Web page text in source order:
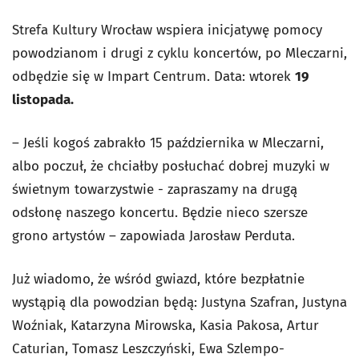
Strefa Kultury Wrocław wspiera inicjatywę pomocy
powodzianom i drugi z cyklu koncertów, po Mleczarni,
odbędzie się w Impart Centrum. Data: wtorek 19
listopada.
– Jeśli kogoś zabrakło 15 października w Mleczarni,
albo poczuł, że chciałby posłuchać dobrej muzyki w
świetnym towarzystwie - zapraszamy na drugą
odsłonę naszego koncertu. Będzie nieco szersze
grono artystów – zapowiada Jarosław Perduta.
Już wiadomo, że wśród gwiazd, które bezpłatnie
wystąpią dla powodzian będą: Justyna Szafran, Justyna
Woźniak, Katarzyna Mirowska, Kasia Pakosa, Artur
Caturian, Tomasz Leszczyński, Ewa Szlempo-